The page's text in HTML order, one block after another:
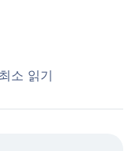
소 읽기